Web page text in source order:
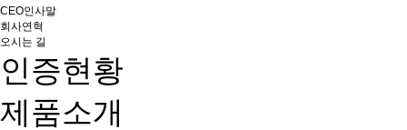
CEO인사말
회사연혁
오시는 길
인증현황
제품소개